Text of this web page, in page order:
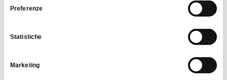
Preferenze
Statistiche
Marketing
Guanella tower
40041 Gaggio Montano